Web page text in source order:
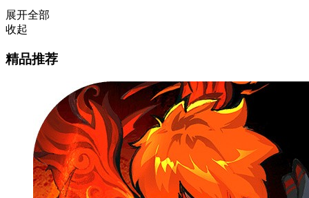
展开全部
收起
精品推荐